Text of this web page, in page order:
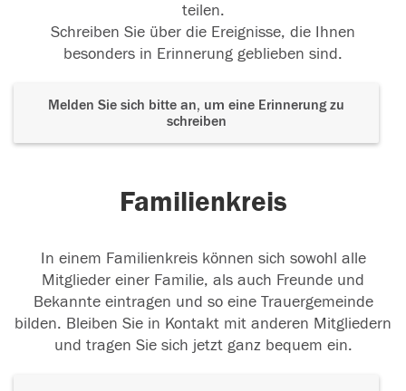
teilen.
Schreiben Sie über die Ereignisse, die Ihnen
besonders in Erinnerung geblieben sind.
Melden Sie sich bitte an, um eine Erinnerung zu
schreiben
Familienkreis
In einem Familienkreis können sich sowohl alle
Mitglieder einer Familie, als auch Freunde und
Bekannte eintragen und so eine Trauergemeinde
bilden. Bleiben Sie in Kontakt mit anderen Mitgliedern
und tragen Sie sich jetzt ganz bequem ein.